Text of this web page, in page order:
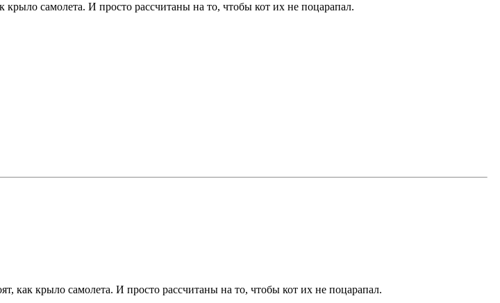
самолета. И просто рассчитаны на то, чтобы кот их не поцарапал.
как крыло самолета. И просто рассчитаны на то, чтобы кот их не поцарапал.